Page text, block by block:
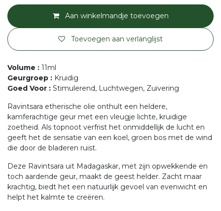
Aan winkelmandje toevoegen
Toevoegen aan verlanglijst
Volume : 11ml
Geurgroep : Kruidig
Goed Voor : Stimulerend, Luchtwegen, Zuivering
Ravintsara etherische olie onthult een heldere,
kamferachtige geur met een vleugje lichte, kruidige
zoetheid. Als topnoot verfrist het onmiddellijk de lucht en
geeft het de sensatie van een koel, groen bos met de wind
die door de bladeren ruist.
Deze Ravintsara uit Madagaskar, met zijn opwekkende en
toch aardende geur, maakt de geest helder. Zacht maar
krachtig, biedt het een natuurlijk gevoel van evenwicht en
helpt het kalmte te creëren.